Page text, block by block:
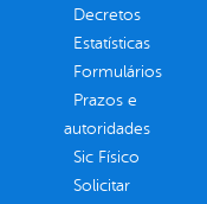
Decretos
Estatísticas
Formulários
Prazos e
autoridades
Sic Físico
Solicitar